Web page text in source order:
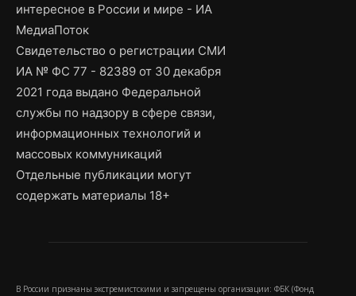
интересное в России и мире - ИА
МедиаПоток
Свидетельство о регистрации СМИ
ИА № ФС 77 - 82389 от 30 декабря
2021 года выдано Федеральной
службы по надзору в сфере связи,
информационных технологий и
массовых коммуникаций
Отдельные публикации могут
содержать материалы 18+
В России признаны экстремистскими и запрещены организации: ФБК (Фонд